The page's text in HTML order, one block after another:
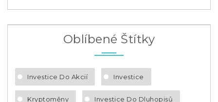
Oblíbené Štítky
Investice Do Akcií Investice
Kryptoměny Investice Do Dluhopisů